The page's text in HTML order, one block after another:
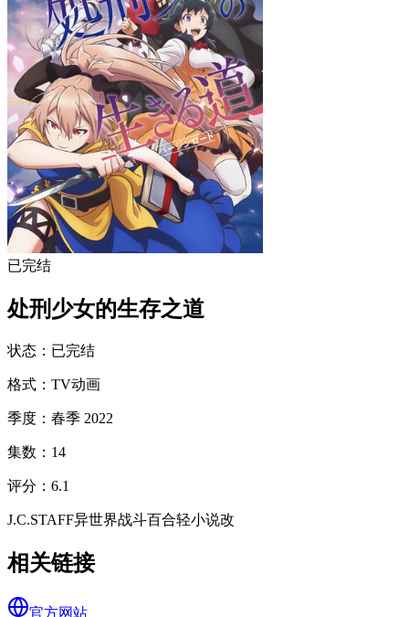
已完结
处刑少女的生存之道
状态 ： 已完结
格式 ： TV动画
季度 ： 春季 2022
集数 ： 14
评分 ： 6.1
J.C.STAFF异世界战斗百合轻小说改
相关链接
官方网站